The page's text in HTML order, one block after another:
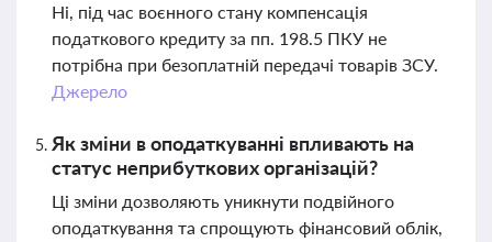
Ні, під час воєнного стану компенсація
податкового кредиту за пп. 198.5 ПКУ не
потрібна при безоплатній передачі товарів ЗСУ.
Джерело
Як зміни в оподаткуванні впливають на
статус неприбуткових організацій?
Ці зміни дозволяють уникнути подвійного
оподаткування та спрощують фінансовий облік,